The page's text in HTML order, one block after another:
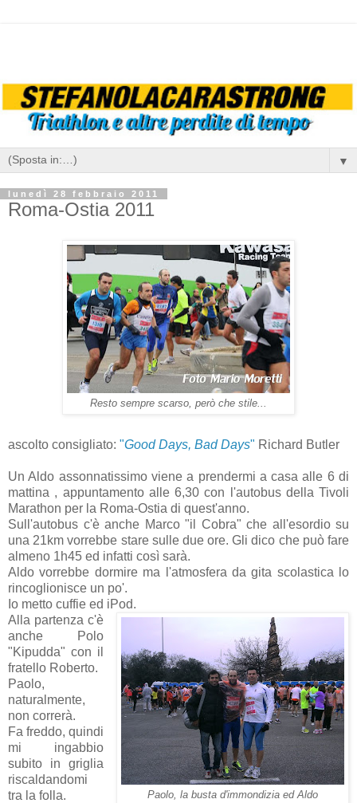
▼
lunedì 28 febbraio 2011
Roma-Ostia 2011
Resto sempre scarso, però che stile...
ascolto consigliato: "Good Days, Bad Days" Richard Butler
Un Aldo assonnatissimo viene a prendermi a casa alle 6 di
mattina , appuntamento alle 6,30 con l'autobus della Tivoli
Marathon per la Roma-Ostia di quest'anno.
Sull'autobus c'è anche Marco "il Cobra" che all'esordio su
una 21km vorrebbe stare sulle due ore. Gli dico che può fare
almeno 1h45 ed infatti così sarà.
Aldo vorrebbe dormire ma l'atmosfera da gita scolastica lo
rincoglionisce un po'.
Io metto cuffie ed iPod.
Paolo, la busta d'immondizia ed Aldo
Alla partenza c'è
anche Polo
"Kipudda" con il
fratello Roberto.
Paolo,
naturalmente,
non correrà.
Fa freddo, quindi
mi ingabbio
subito in griglia
riscaldandomi
tra la folla.